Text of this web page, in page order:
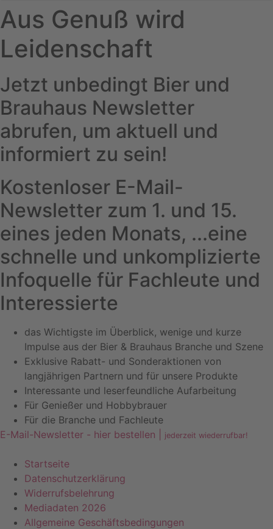
Aus Genuß wird
Leidenschaft
Jetzt unbedingt Bier und
Brauhaus Newsletter
abrufen, um aktuell und
informiert zu sein!
Kostenloser E-Mail-
Newsletter zum 1. und 15.
eines jeden Monats, ...eine
schnelle und unkomplizierte
Infoquelle für Fachleute und
Interessierte
das Wichtigste im Überblick, wenige und kurze
Impulse aus der Bier & Brauhaus Branche und Szene
Exklusive Rabatt- und Sonderaktionen von
langjährigen Partnern und für unsere Produkte
Interessante und leserfeundliche Aufarbeitung
Für Genießer und Hobbybrauer
Für die Branche und Fachleute
E-Mail-Newsletter - hier bestellen |
jederzeit wiederrufbar!
Startseite
Datenschutzerklärung
Widerrufsbelehrung
Mediadaten 2026
Allgemeine Geschäftsbedingungen